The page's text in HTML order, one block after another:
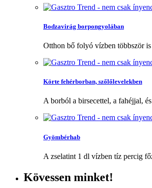
Bodzavirág borpongyolában
Otthon bő folyó vízben többször is
Körte fehérborban, szőlőlevelekben
A borból a birsecettel, a fahéjjal,
Gyömbérhab
A zselatint 1 dl vízben tíz percig
Kövessen minket!